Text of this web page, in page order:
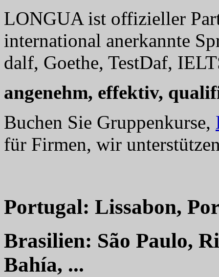
LONGUA ist offizieller
international anerkannte
dalf, Goethe, TestDaf,
angenehm, effektiv,
Buchen Sie Gruppenkurse,
für Firmen, wir
Portugal: Lissabon,
Brasilien: São Paulo,
Bahía, ...